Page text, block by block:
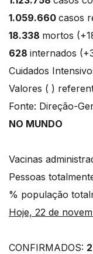
1.059.660 casos
18.338
628 internados
Cuidados
Valores ( )
Fonte: Direção-
NO MUNDO
Vacinas
Pessoas
% população
Hoje, 22 de
CONFIRMADOS: